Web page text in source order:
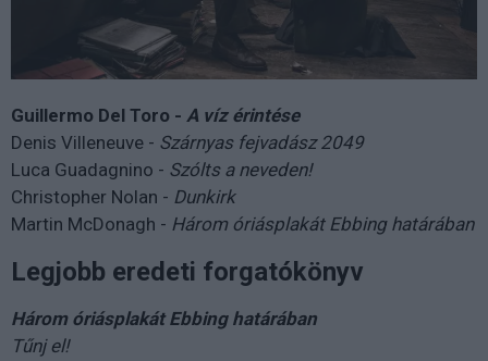
Guillermo Del Toro - A víz érintése
Denis Villeneuve - Szárnyas fejvadász 2049
Luca Guadagnino - Szólts a neveden!
Christopher Nolan - Dunkirk
Martin McDonagh - Három óriásplakát Ebbing határában
Legjobb eredeti forgatókönyv
Három óriásplakát Ebbing határában
Tűnj el!